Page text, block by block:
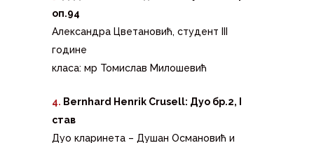
оп.94
Александра Цветановић, студент III
године
класа: мр Томислав Милошевић
4. Bernhard Henrik Crusell: Дуо бр.2,
став
Дуо кларинета – Душан Османовић и